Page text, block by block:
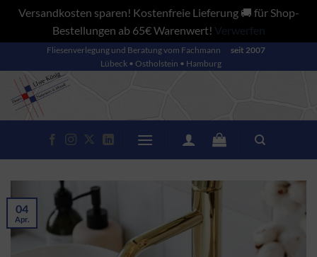
Versandkosten sparen! Kostenfreie Lieferung 🚚 für Shop-
Bestellungen ab 65€ Warenwert! Verwerfen
Inhalt
springen
Fliesenverlegung und Beratung vom Fachmann
seit 2007
Lübeck • Ostholstein • Hamburg
04
Apr.